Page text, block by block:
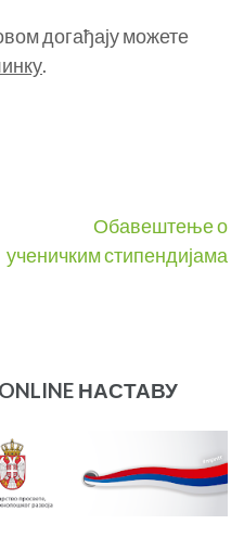
догађају можете
.
Обавештење о
ученичким стипендијама
НАСТАВУ